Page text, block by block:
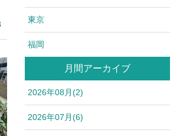
東京
福岡
月間アーカイブ
2026年08月(2)
2026年07月(6)